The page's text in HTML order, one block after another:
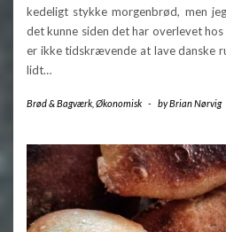
kedeligt stykke morgenbrød, men
det kunne siden det har overlevet
er ikke tidskrævende at lave danske
lidt…
Brød & Bagværk Økonomisk - byBrian Nørvig